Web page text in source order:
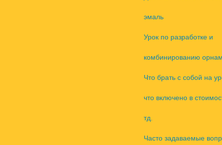
эмаль
Урок по разработке и
комбинированию
Что брать с собой на
что включено в
тд.
Часто задаваемые